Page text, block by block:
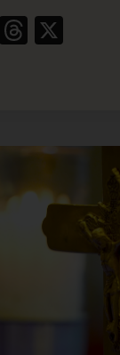
WeChat
Threads